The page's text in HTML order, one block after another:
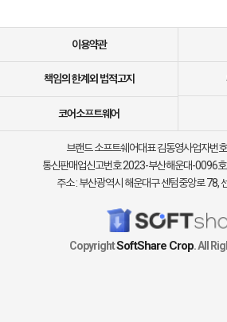
이용약관
책임의 한계외 법적고지
코어소프트웨어
브랜드 소프트쉐어대표 김동영사업자번
통신판매업신고번호 2023-부산해운대-0096호
주소 : 부산광역시 해운대구 센텀중앙로 78,
CopyrightSoftShare Crop. All